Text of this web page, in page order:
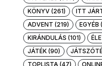
KÖNYV (261)
ITT
ADVENT (219)
EGYÉB
KIRÁNDULÁS (101)
JÁTÉK (90)
TOPLISTA (47)